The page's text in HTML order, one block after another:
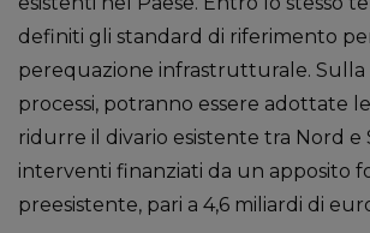
definiti gli standard di riferimento
perequazione infrastrutturale. Sulla
processi, potranno essere adottate
ridurre il divario esistente tra Nord e
interventi finanziati da un apposito
preesistente, pari a 4,6 miliardi di